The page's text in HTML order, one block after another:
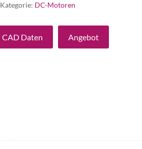
Kategorie: DC-Motoren
CAD Daten Angebot